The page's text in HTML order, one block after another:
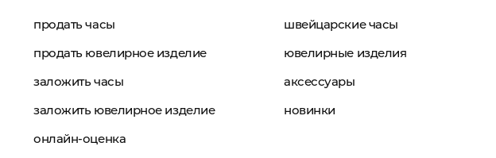
продать часы
продать ювелирное изделие
заложить часы
заложить ювелирное изделие
онлайн-оценка
швейцарские часы
ювелирные изделия
аксессуары
новинки